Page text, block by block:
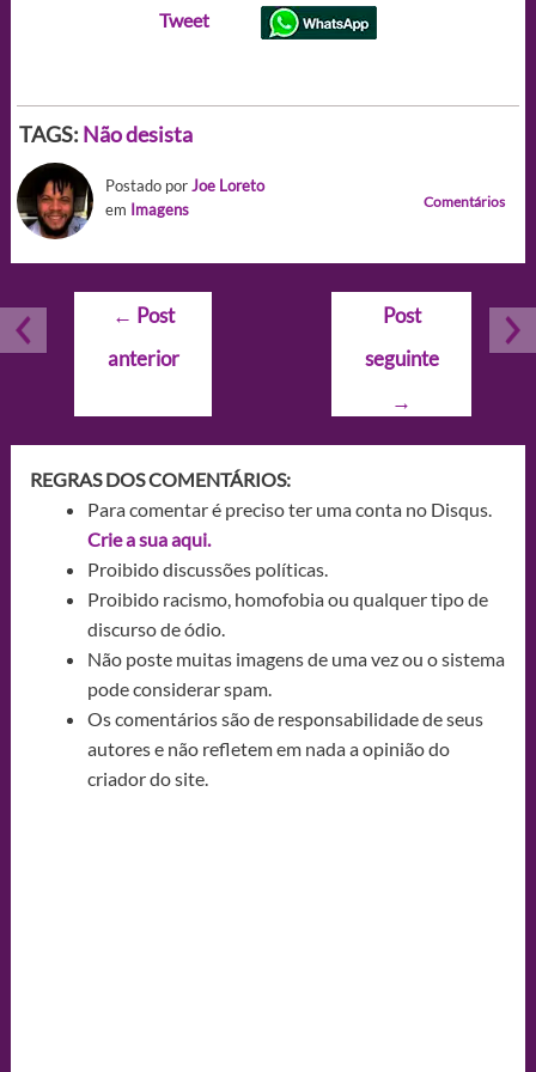
Tweet
TAGS: Não desista
Postado porJoe Loreto
em Imagens Comentários
Navegação
Post
← Post
anterior
Post
seguinte
→
REGRAS DOS COMENTÁRIOS:
Para comentar é preciso ter uma conta no Disqus.
Crie a sua aqui.
Proibido discussões políticas.
Proibido racismo, homofobia ou qualquer tipo de
discurso de ódio.
Não poste muitas imagens de uma vez ou o sistema
pode considerar spam.
Os comentários são de responsabilidade de seus
autores e não refletem em nada a opinião do
criador do site.